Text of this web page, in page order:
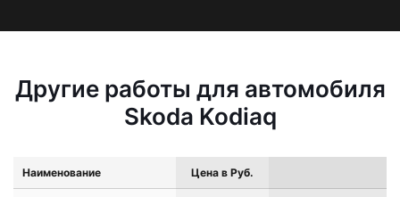
Другие работы для автомобиля
Skoda Kodiaq
Наименование Цена в Руб.